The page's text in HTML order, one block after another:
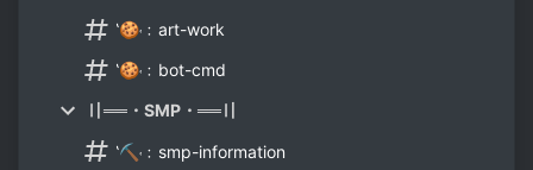
‛🍪˓﹕art-work
‛🍪˓﹕bot-cmd
〢══・SMP・══〢
‛⛏˓﹕smp-information